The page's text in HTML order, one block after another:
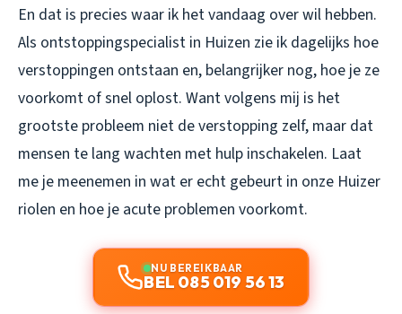
En dat is precies waar ik het vandaag over wil hebben.
Als ontstoppingspecialist in Huizen zie ik dagelijks hoe
verstoppingen ontstaan en, belangrijker nog, hoe je ze
voorkomt of snel oplost. Want volgens mij is het
grootste probleem niet de verstopping zelf, maar dat
mensen te lang wachten met hulp inschakelen. Laat
me je meenemen in wat er echt gebeurt in onze Huizer
riolen en hoe je acute problemen voorkomt.
NU BEREIKBAAR
BEL 085 019 56 13